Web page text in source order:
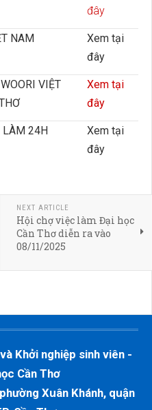
đây
NAM
Xem tại
đây
VIỆT
Xem tại
đây
LÀM 24H
Xem tại
đây
NEXT ARTICLE
Hội chợ việc làm Đại học
Cần Thơ diễn ra vào
08/11/2025
Khởi nghiệp sinh viên -
Cần Thơ
Xuân Khánh, quận